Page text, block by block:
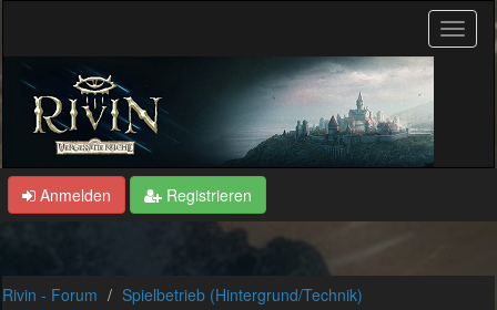
Anmelden Registrieren
Rivin - Forum
Spielbetrieb (Hintergrund/Technik)